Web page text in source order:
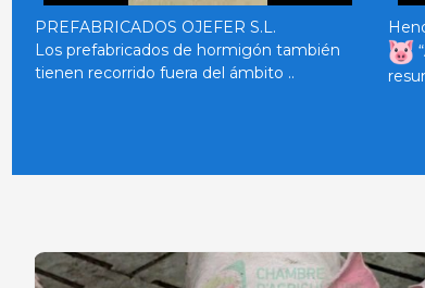
PREFABRICADOS OJEFER S.L.
Los prefabricados de hormigón también
tienen recorrido fuera del ámbito ..